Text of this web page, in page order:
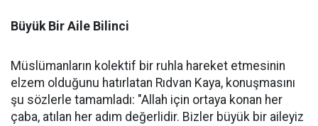
Büyük Bir Aile Bilinci
Müslümanların kolektif bir ruhla hareket etmesinin
elzem olduğunu hatırlatan Rıdvan Kaya, konuşmasını
şu sözlerle tamamladı: "Allah için ortaya konan her
çaba, atılan her adım değerlidir. Bizler büyük bir aileyiz